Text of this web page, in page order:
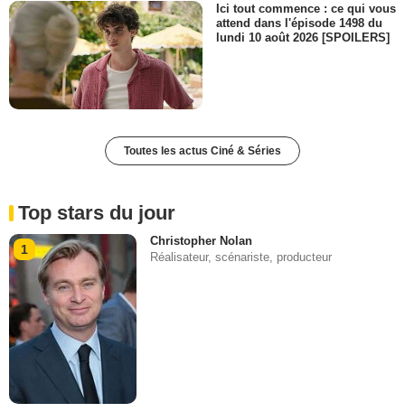
Ici tout commence : ce qui vous
attend dans l'épisode 1498 du
lundi 10 août 2026 [SPOILERS]
Toutes les actus Ciné & Séries
Top stars du jour
1
Christopher Nolan
Réalisateur, scénariste, producteur